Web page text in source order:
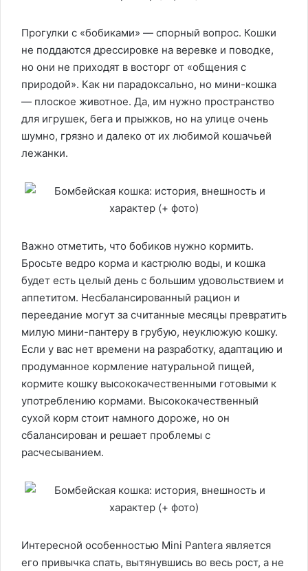
Прогулки с «бобиками» — спорный вопрос. Кошки
не поддаются дрессировке на веревке и поводке,
но они не приходят в восторг от «общения с
природой». Как ни парадоксально, но мини-кошка
— плоское животное. Да, им нужно пространство
для игрушек, бега и прыжков, но на улице очень
шумно, грязно и далеко от их любимой кошачьей
лежанки.
Важно отметить, что бобиков нужно кормить.
Бросьте ведро корма и кастрюлю воды, и кошка
будет есть целый день с большим удовольствием и
аппетитом. Несбалансированный рацион и
переедание могут за считанные месяцы превратить
милую мини-пантеру в грубую, неуклюжую кошку.
Если у вас нет времени на разработку, адаптацию и
продуманное кормление натуральной пищей,
кормите кошку высококачественными готовыми к
употреблению кормами. Высококачественный
сухой корм стоит намного дороже, но он
сбалансирован и решает проблемы с
расчесыванием.
Интересной особенностью Mini Pantera является
его привычка спать, вытянувшись во весь рост, а не